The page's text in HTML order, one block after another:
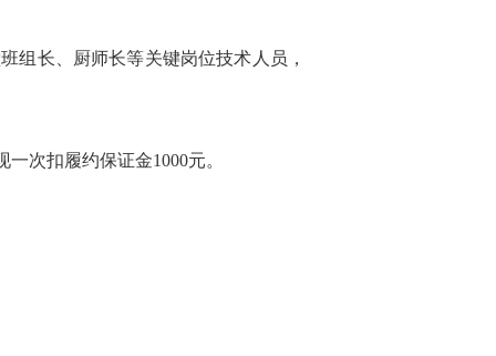
组长、厨师长等关键岗位技术人员，
一次扣履约保证金1000元。